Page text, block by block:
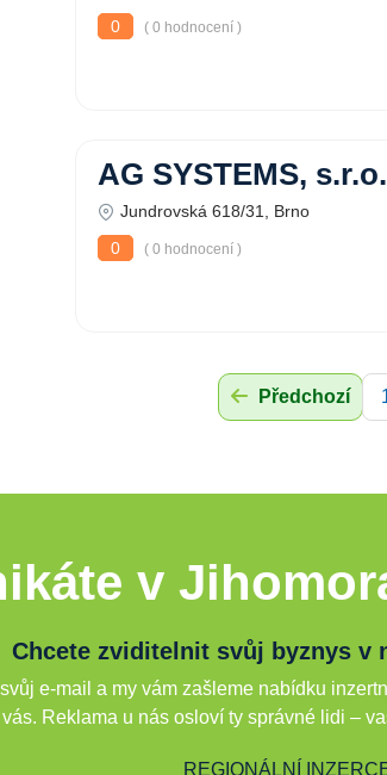
0
( 0 hodnocení )
AG SYSTEMS, s.r.o.
Jundrovská 618/31, Brno
0
( 0 hodnocení )
Předchozí
v
Chcete zviditelnit svůj byznys v
e-mail a my vám zašleme nabídku
vás. Reklama u nás osloví ty správné lidi –
REGIONÁLNÍ